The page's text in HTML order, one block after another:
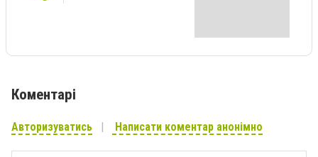
Коментарі
Авторизуватись Написати коментар анонімно